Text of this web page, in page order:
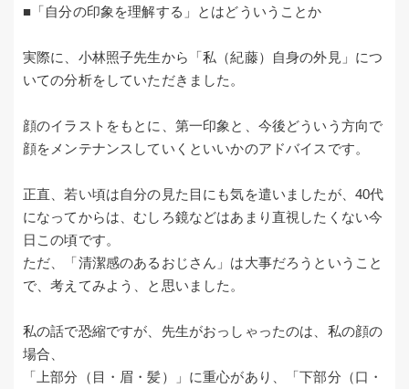
■「自分の印象を理解する」とはどういうことか
実際に、小林照子先生から「私（紀藤）自身の外見」につ
いての分析をしていただきました。
顔のイラストをもとに、第一印象と、今後どういう方向で
顔をメンテナンスしていくといいかのアドバイスです。
正直、若い頃は自分の見た目にも気を遣いましたが、40代
になってからは、むしろ鏡などはあまり直視したくない今
日この頃です。
ただ、「清潔感のあるおじさん」は大事だろうということ
で、考えてみよう、と思いました。
私の話で恐縮ですが、先生がおっしゃったのは、私の顔の
場合、
「上部分（目・眉・髪）」に重心があり、「下部分（口・